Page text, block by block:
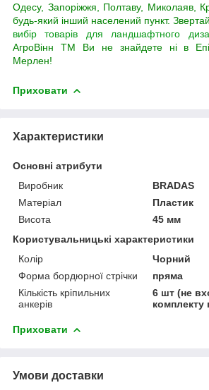
Одесу, Запоріжжя, Полтаву, Миколаяв,
будь-який інший населений пункт.
вибір товарів для ландшафтного
АгроВінн
TM Ви не знайдете ні в
Мерлен!
Приховати
Характеристики
Основні атрибути
Виробник
BRADAS
Матеріал
Пластик
Висота
45 мм
Користувальницькі характеристики
Колір
Чорний
Форма бордюрної стрічки
пряма
Кількість кріпильних
анкерів
6 шт (не
комплекту
Приховати
Умови доставки